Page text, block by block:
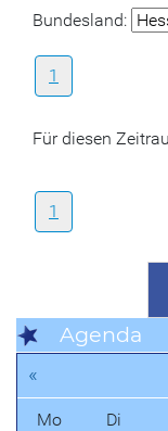
Bundesland:
1
Für diesen
1
Agenda
«
Mo Di